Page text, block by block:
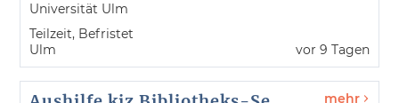
Universität Ulm
Teilzeit, Befristet
Ulm
vor 9 Tagen
mehr